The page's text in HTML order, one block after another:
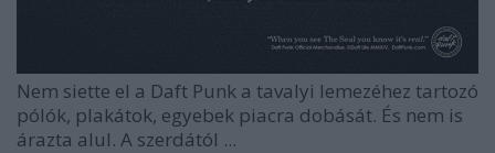
Nem siette el a Daft Punk a tavalyi lemezéhez tartozó
pólók, plakátok, egyebek piacra dobását. És nem is
árazta alul. A szerdától ...